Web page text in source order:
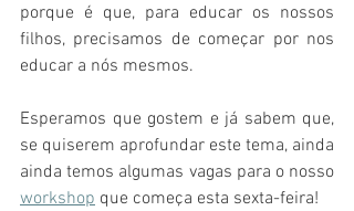
porque é que, para educar os nossos
filhos, precisamos de começar por nos
educar a nós mesmos.
Esperamos que gostem e já sabem que,
se quiserem aprofundar este tema, ainda
workshop que começa esta sexta-feira!